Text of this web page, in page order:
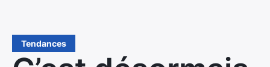
Tendances